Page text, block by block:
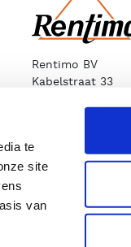
te
site
van
Rentimo BV
Kabelstraat 33
E